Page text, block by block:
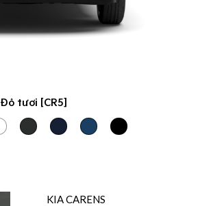
Đỏ tươi [CR5]
KIA CARENS